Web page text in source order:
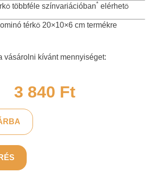
többféle színvariációban* elérhető
térkő 20×10×6 cm termékre
vásárolni kívánt mennyiséget:
3 840 Ft